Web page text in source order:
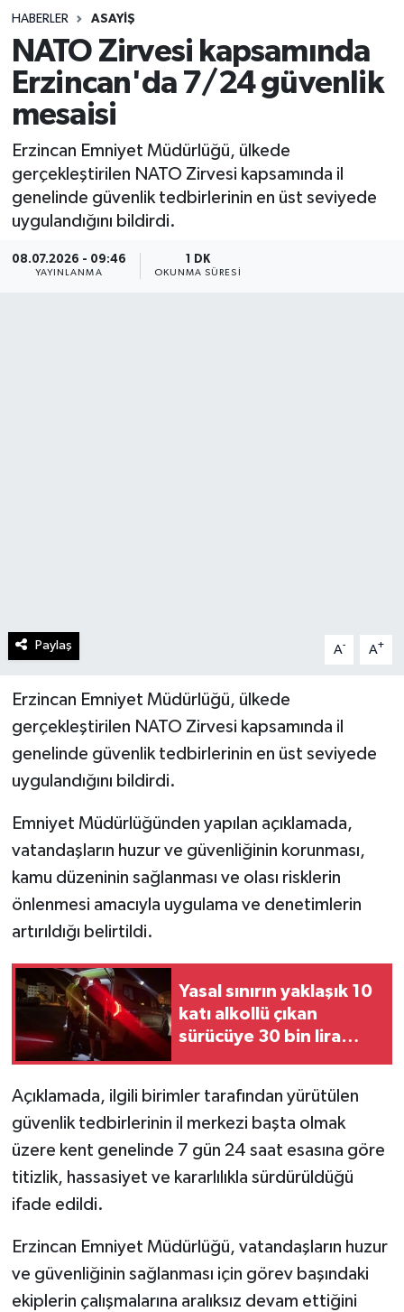
HABERLER ASAYIŞ
NATO Zirvesi kapsamında
Erzincan'da 7/24 güvenlik
mesaisi
Erzincan Emniyet Müdürlüğü, ülkede
gerçekleştirilen NATO Zirvesi kapsamında il
genelinde güvenlik tedbirlerinin en üst seviyede
uygulandığını bildirdi.
08.07.2026 - 09:46
YAYINLANMA
1 DK
OKUNMA SÜRESI
Paylaş A- A+
Erzincan Emniyet Müdürlüğü, ülkede
gerçekleştirilen NATO Zirvesi kapsamında il
genelinde güvenlik tedbirlerinin en üst seviyede
uygulandığını bildirdi.
Emniyet Müdürlüğünden yapılan açıklamada,
vatandaşların huzur ve güvenliğinin korunması,
kamu düzeninin sağlanması ve olası risklerin
önlenmesi amacıyla uygulama ve denetimlerin
artırıldığı belirtildi.
Yasal sınırın yaklaşık 10
katı alkollü çıkan
sürücüye 30 bin lira
Açıklamada, ilgili birimler tarafından yürütülen
güvenlik tedbirlerinin il merkezi başta olmak
üzere kent genelinde 7 gün 24 saat esasına göre
titizlik, hassasiyet ve kararlılıkla sürdürüldüğü
ifade edildi.
Erzincan Emniyet Müdürlüğü, vatandaşların huzur
ve güvenliğinin sağlanması için görev başındaki
ekiplerin çalışmalarına aralıksız devam ettiğini
Spor
Teknoloji
Yaşam